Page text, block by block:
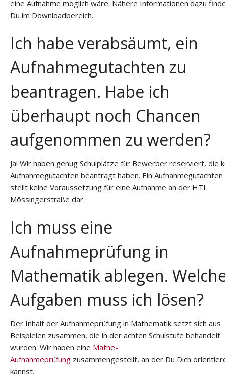
eine Aufnahme möglich wäre. Nähere Informationen dazu
Du im Downloadbereich.
Ich habe verabsäumt, ein
Aufnahmegutachten zu
beantragen. Habe ich
überhaupt noch Chancen
aufgenommen zu werden?
Ja! Wir haben genug Schulplätze für Bewerber reserviert, die
Aufnahmegutachten beantragt haben. Ein Aufnahmegutachten
stellt keine Voraussetzung für eine Aufnahme an der HTL
Mössingerstraße dar.
Ich muss eine
Aufnahmeprüfung in
Mathematik ablegen.
Aufgaben muss ich lösen?
Der Inhalt der Aufnahmeprüfung in Mathematik setzt sich aus
Beispielen zusammen, die in der achten Schulstufe behandelt
wurden. Wir haben eine Mathe-
Aufnahmeprüfung zusammengestellt, an der Du Dich
kannst.